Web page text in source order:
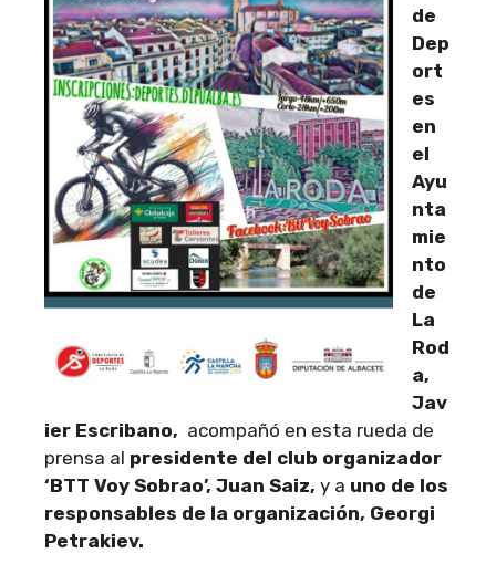
de
Dep
ort
es
en
el
Ayu
nta
mie
nto
de
La
Rod
a,
Jav
ier Escribano, acompañó en esta rueda de
prensa al presidente del club organizador
‘BTT Voy Sobrao’, Juan Saiz, y a uno de los
responsables de la organización, Georgi
Petrakiev.